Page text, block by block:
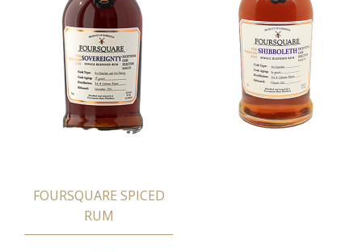
FOURSQUARE SPICED
RUM